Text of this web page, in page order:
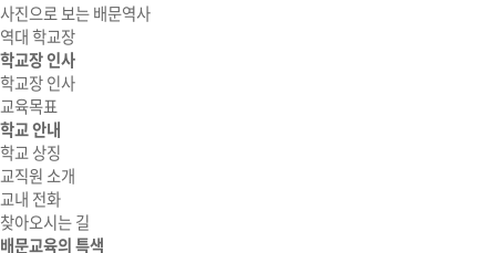
사진으로 보는 배문역사
역대 학교장
학교장 인사
학교장 인사
교육목표
학교 안내
학교 상징
교직원 소개
교내 전화
찾아오시는 길
배문교육의 특색